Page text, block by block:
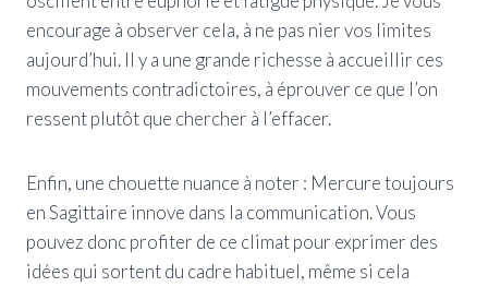
encourage à observer cela, à ne pas nier vos limites
aujourd’hui. Il y a une grande richesse à accueillir ces
mouvements contradictoires, à éprouver ce que l’on
ressent plutôt que chercher à l’effacer.
Enfin, une chouette nuance à noter : Mercure toujours
en Sagittaire innove dans la communication. Vous
pouvez donc profiter de ce climat pour exprimer des
idées qui sortent du cadre habituel, même si cela